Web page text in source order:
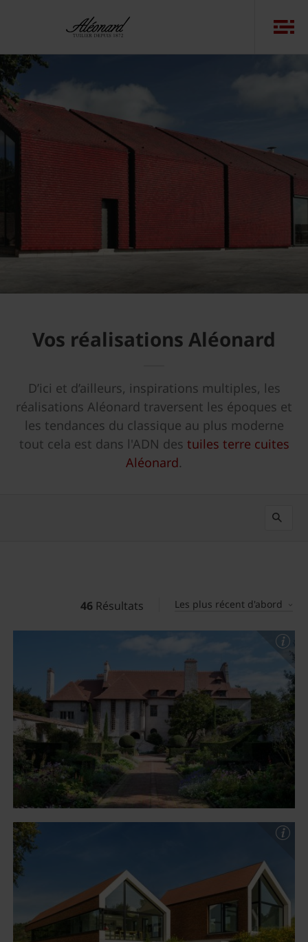
Vos réalisations Aléonard
D’ici et d’ailleurs, inspirations multiples, les
réalisations Aléonard traversent les époques et
les tendances du classique au plus moderne
tout cela est dans l'ADN des tuiles terre cuites
Aléonard.
46 Résultats Les plus récent d'abord